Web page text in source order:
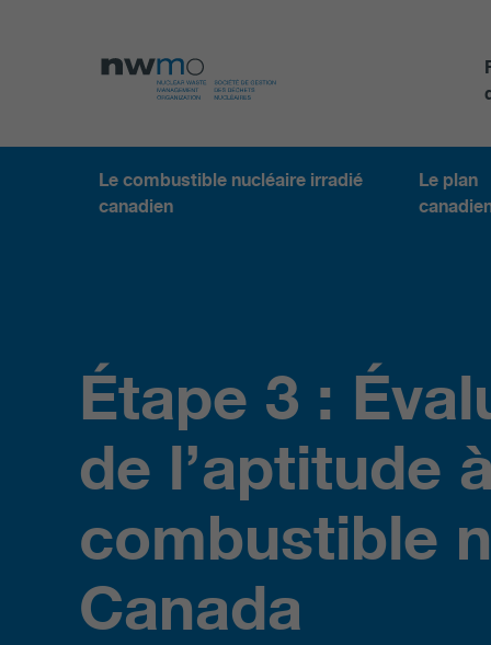
Le combustible nucléaire irradié
canadien
Le plan
Étape 3 :
de l’aptitude
combustible
Canada